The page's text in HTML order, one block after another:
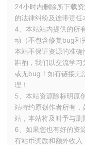
应用打包
如下图所示，Android
Gradle 中找到
packageDmg ，点击
打包。
24小时内删除所下载
的法律纠纷及连带责任
4、本站站内提供的所
动（不包含修复bug和
本站不保证资源的准
斟酌，我们以交流学
或无bug！如有链接无
理！
5、本站资源除标明原
站特约原创作者所有
站，本站将及时予与删
6、如果您也有好的资
有站币奖励和额外收入